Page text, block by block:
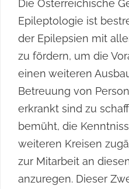
Die Österreichische
Epileptologie ist
der Epilepsien mit
zu fördern, um die
einen weiteren
Betreuung von
erkrankt sind zu
bemüht, die
weiteren Kreisen
zur Mitarbeit an
anzuregen. Dieser